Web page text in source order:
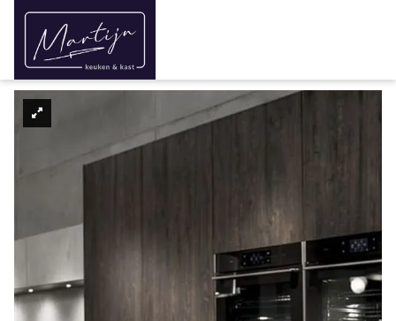
Over ons
Keukens
Modern
Industrieel
Keukenrenovatie
Aanbieding
Maak een afspraak
Home / Keukens /
Moderne keukens